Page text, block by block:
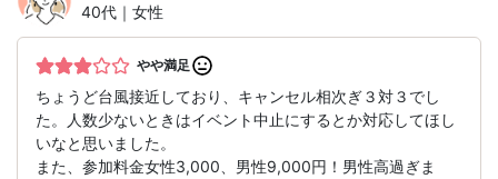
40代｜女性
やや満足
ちょうど台風接近しており、キャンセル相次ぎ３対３でし
た。人数少ないときはイベント中止にするとか対応してほし
いなと思いました。
また、参加料金女性3,000、男性9,000円！男性高過ぎま